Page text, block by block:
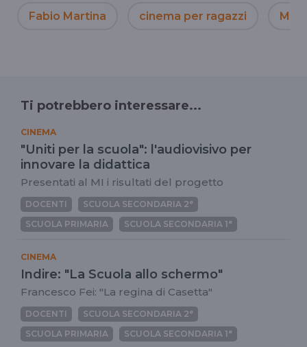
Fabio Martina cinema per ragazzi
Ti potrebbero interessare...
CINEMA
"Uniti per la scuola": l'audiovisivo per
innovare la didattica
Presentati al MI i risultati del progetto
DOCENTI
SCUOLA SECONDARIA 2°
SCUOLA PRIMARIA
SCUOLA SECONDARIA 1°
CINEMA
Indire: "La Scuola allo schermo"
Francesco Fei: "La regina di Casetta"
DOCENTI
SCUOLA SECONDARIA 2°
SCUOLA PRIMARIA
SCUOLA SECONDARIA 1°